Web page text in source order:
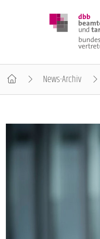
BUNDESTAGSWAHL
News-Archiv